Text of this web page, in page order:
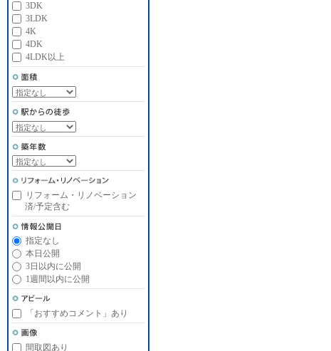
3DK
3LDK
4K
4DK
4LDK以上
リフォーム・リノベーション
済/予定含む
指定なし
本日公開
3日以内に公開
1週間以内に公開
「おすすめコメント」あり
間取図あり